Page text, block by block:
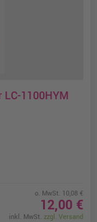
1100HYM
o. MwSt. 10,08 €
12,00 €
inkl. MwSt. zzgl. Versand